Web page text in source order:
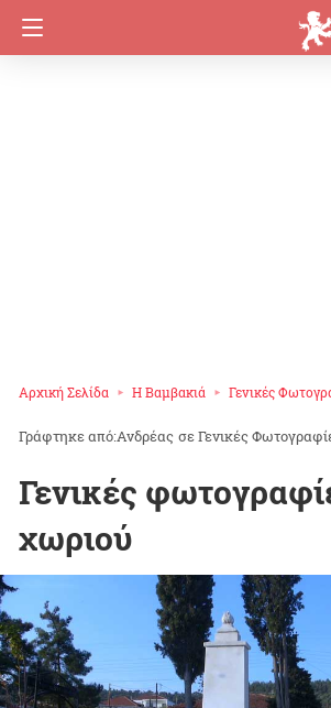
Αρχική Σελίδα Η Βαμβακιά Γενικές
Ανδρέας σεΓενικές
Γενικές
χωριού